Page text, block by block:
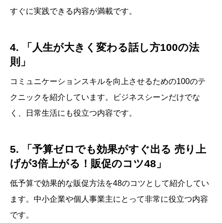
すぐに実践できる内容が満載です。
4. 「人生が大きく変わる話し方100の法
則」
コミュニケーションスキルを向上させるための100のテ
クニックを紹介しています。ビジネスシーンだけでな
く、日常生活にも役立つ内容です。
5. 「予算ゼロでも効果がすぐ出る 売り上
げが3倍上がる！販促のコツ48」
低予算で効果的な販促方法を48のコツとして紹介してい
ます。中小企業や個人事業主にとって非常に役立つ内容
です。